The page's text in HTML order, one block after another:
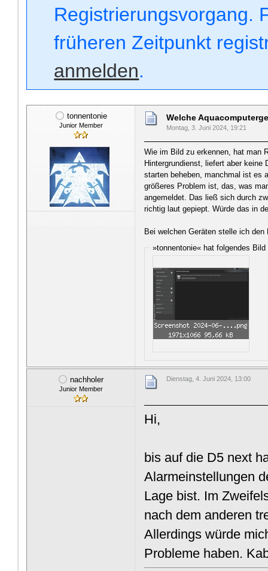
Registrierungsvorgang.
früheren Zeitpunkt
anmelden.
tonnentonie
Junior Member
Welche
Montag, 3. Juni 2024, 19:21
Wie im Bild zu erkennen, hat man
Hintergrundienst, liefert aber
starten beheben, manchmal ist es
größeres Problem ist, das, was
angemeldet. Das ließ sich durch
richtig laut gepiept. Würde das in
Bei welchen Geräten stelle ich
»tonnentonie« hat folgendes Bild
nachholer
Junior Member
Dienstag, 4. Juni 2024, 13:00
Hi,
bis auf die D5 next
Alarmeinstellungen
Lage bist. Im
nach dem anderen
Allerdings würde
Probleme haben.